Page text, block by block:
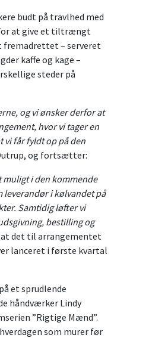
budt på travlhed med
at give et tiltrængt
fremadrettet – serveret
kaffe og kage –
steder på
og vi ønsker derfor at
hvor vi tager en
vi får fyldt op på den
og fortsætter:
muligt i den kommende
leverandør i kølvandet på
Samtidig løfter vi
bestilling og
det til arrangementet
lanceret i første kvartal
et sprudlende
håndværker Lindy
”Rigtige Mænd”.
som murer før